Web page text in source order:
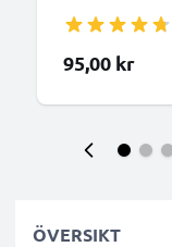
tracker
95,00 kr
ÖVERSIKT